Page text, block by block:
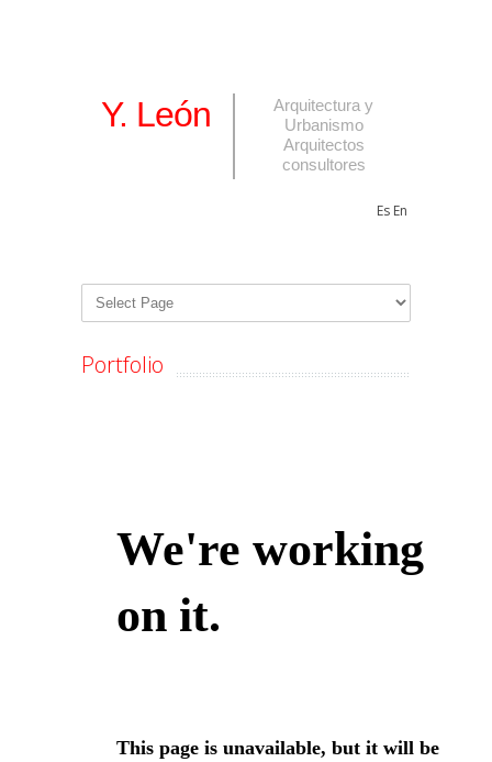
Y. León
Arquitectura y
Urbanismo
Arquitectos
consultores
Es En
Portfolio